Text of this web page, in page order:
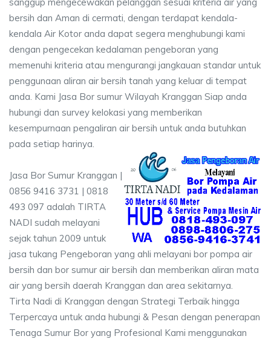
bersih dan Aman di cermati, dengan terdapat kendala-
kendala Air Kotor anda dapat segera menghubungi kami
dengan pengecekan kedalaman pengeboran yang
memenuhi kriteria atau mengurangi jangkauan standar untuk
penggunaan aliran air bersih tanah yang keluar di tempat
anda. Kami Jasa Bor sumur Wilayah Kranggan Siap anda
hubungi dan survey kelokasi yang memberikan
kesempurnaan pengaliran air bersih untuk anda butuhkan
pada setiap harinya.
Jasa Bor Sumur Kranggan |
0856 9416 3731 | 0818
493 097 adalah TIRTA
NADI sudah melayani
sejak tahun 2009 untuk
jasa tukang Pengeboran yang ahli melayani bor pompa air
bersih dan bor sumur air bersih dan memberikan aliran mata
air yang bersih daerah Kranggan dan area sekitarnya.
Tirta Nadi di Kranggan dengan Strategi Terbaik hingga
Terpercaya untuk anda hubungi & Pesan dengan penerapan
Tenaga Sumur Bor yang Profesional Kami menggunakan